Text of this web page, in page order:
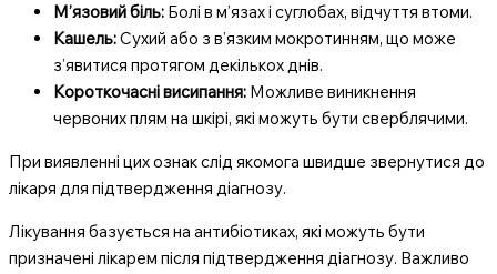
М’язовий біль: Болі в м’язах і суглобах, відчуття втоми.
Кашель:Сухий або з в’язким мокротинням, що може
з’явитися протягом декількох днів.
Короткочасні висипання: Можливе виникнення
червоних плям на шкірі, які можуть бути сверблячими.
При виявленні цих ознак слід якомога швидше звернутися до
лікаря для підтвердження діагнозу.
Лікування базується на антибіотиках, які можуть бути
призначені лікарем після підтвердження діагнозу. Важливо